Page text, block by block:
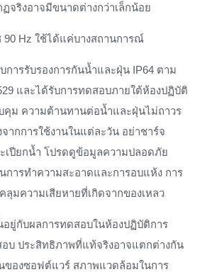
จริงอาจมีขนาดต่างกว่าเล็กน้อย
90 Hz ใช้ได้แค่บางสถานการณ์
ารรับรองการกันน้ำและฝุ่น IP64 ตาม
และได้รับการทดสอบภายใต้ห้องปฏิบัติ
คุม ความต้านทานต่อน้ำและฝุ่นไม่ถาวร
ากการใช้งานในแต่ละวัน อย่าชาร์จ
ปียกน้ำ โปรดดูข้อมูลความปลอดภัย
การทำความสะอาดและการอบแห้ง การ
ลุมความเสียหายที่เกิดจากของเหลว
ยู่กับผลการทดสอบในห้องปฏิบัติการ
บ ประสิทธิภาพที่แท้จริงอาจแตกต่างกัน
ของซอฟต์แวร์ สภาพแวดล้อมในการ